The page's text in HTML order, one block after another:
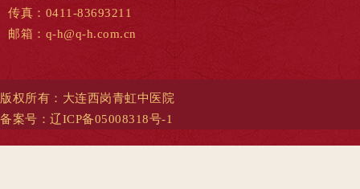
传真：0411-83693211
邮箱：q-h@q-h.com.cn
版权所有：大连西岗青虹中医院
备案号： 辽ICP备05008318号-1